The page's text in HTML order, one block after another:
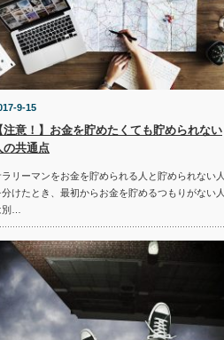
9-15
注意！】お金を貯めたくても貯められない
の共通点
ラリーマンをお金を貯められる人と貯められない人
分けたとき、最初からお金を貯めるつもりがない人
…